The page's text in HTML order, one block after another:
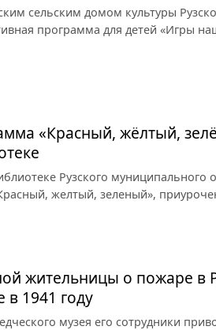
сельским домом культуры
программа для детей «Игры
«Красный, жёлтый,
Рузского муниципального
желтый, зеленый»,
жительницы о пожаре в
в 1941 году
музея его сотрудники